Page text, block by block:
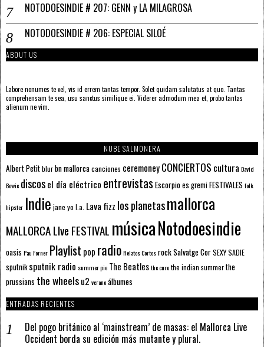
NOTODOESINDIE # 207: GENN y LA MILAGROSA
NOTODOESINDIE # 206: ESPECIAL SILOÉ
ABOUT US
Labore nonumes te vel, vis id errem tantas tempor. Solet quidam salutatus at quo. Tantas
comprehensam te sea, usu sanctus similique ei. Viderer admodum mea et, probo tantas
alienum ne vim.
NUBE SALMONERA
Albert Petitblurbn mallorcacanciones ceremoneyCONCIERTOS cultura David
Bowie discosel día eléctrico entrevistas Escorpioes gremiFESTIVALES folk
hipster Indie jane yo l.a. Lava fizz los planetasmallorca
MALLORCA LIve FESTIVAL músicaNotodoesindie
oasis Pau Forner Playlist pop radioRelatos CortosrockSalvatge CorSEXY SADIE
sputnik sputnik radio summer pie The Beatlesthe curethe indian summerthe
prussians the wheelsu2 veranoálbumes
ENTRADAS RECIENTES
Del pogo británico al ‘mainstream’ de masas: el Mallorca Live
Occident borda su edición más mutante y plural.